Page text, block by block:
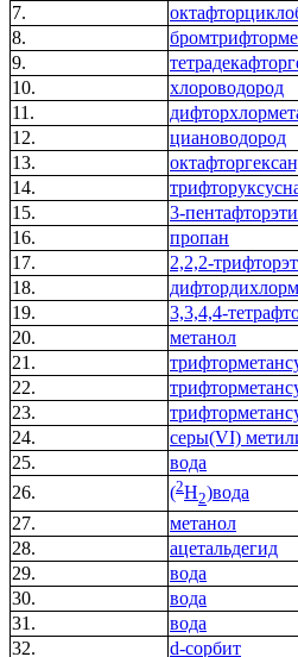
7.
8.
9.
10.
хлороводород
11.
12.
циановодород
13.
14.
15.
3-
16.
пропан
17.
2,2,2-
18.
19.
3,3,4,4-
20.
метанол
21.
22.
23.
24.
серы(VI)
25.
вода
26.
(2H2)вода
27.
метанол
28.
ацетальдегид
29.
вода
30.
вода
31.
вода
32.
d-сорбит